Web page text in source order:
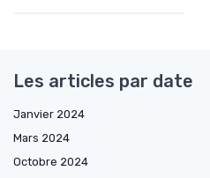
Les articles par date
Janvier 2024
Mars 2024
Octobre 2024